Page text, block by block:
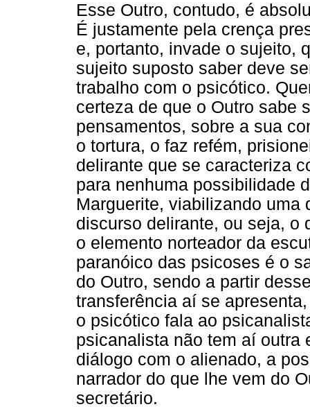
Esse Outro, contudo, é
É justamente pela crença
e, portanto, invade o sujeito,
sujeito suposto saber deve
trabalho com o psicótico.
certeza de que o Outro sabe
pensamentos, sobre a sua
o tortura, o faz refém,
delirante que se caracteriza
para nenhuma possibilidade
Marguerite, viabilizando uma
discurso delirante, ou seja, o
o elemento norteador da
paranóico das psicoses é o
do Outro, sendo a partir
transferência aí se
o psicótico fala ao
psicanalista não tem aí outra
diálogo com o alienado, a
narrador do que lhe vem do
secretário.